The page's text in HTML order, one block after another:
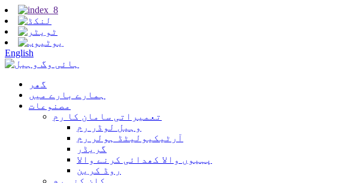
English
گھر
ہمارے بارے میں
مصنوعات
تعمیراتی سامان کا رم
وہیل لوڈر رم
آرٹیکیولیٹڈ ہولر رم
گریڈر
پہیوں والا کھدائی کرنے والا
روڈ کرین
کان کنی رم